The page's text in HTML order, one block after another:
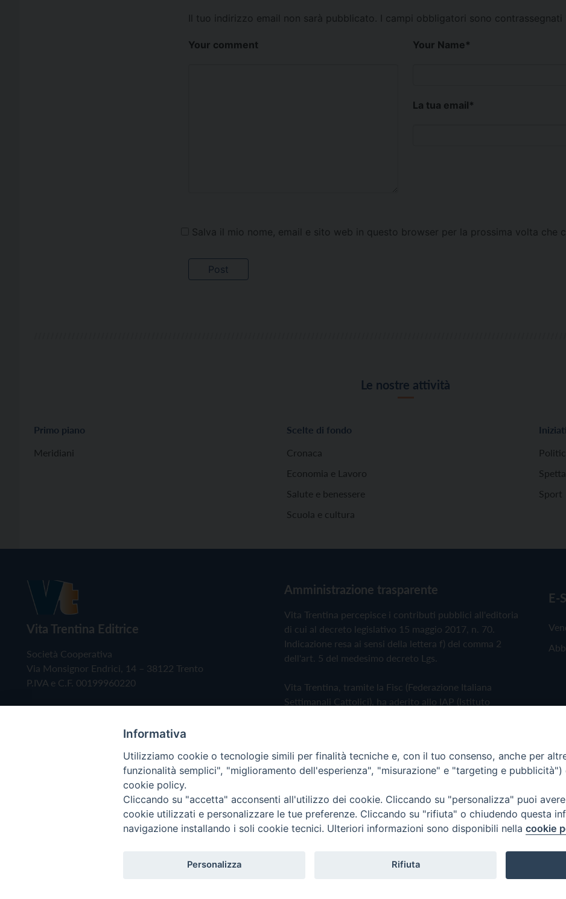
Il tuo indirizzo email non sarà pubblicato. I campi obbligatori sono contrassegnati
Your comment Your Name*
La tua email*
Salva il mio nome, email e sito web in questo browser per la prossima volta che
Le nostre attività
Primo piano
Meridiani
Scelte di fondo
Cronaca
Economia e Lavoro
Salute e benessere
Scuola e cultura
Sport
Vita Trentina Editrice
Società Cooperativa
Via Monsignor Endrici, 14 – 38122 Trento
P.IVA e C.F. 00199960220
Amministrazione trasparente
Vita Trentina percepisce i contributi pubblici all'editoria
di cui al decreto legislativo 15 maggio 2017, n. 70.
Indicazione resa ai sensi della lettera f) del comma 2
dell'art. 5 del medesimo decreto Lgs.
Vita Trentina, tramite la Fisc (Federazione Italiana
Settimanali Cattolici), ha aderito allo IAP (Istituto
Privacy Policy Cookie Policy
E-
Copyright © 2019 - Tutti i diritti riservati - Vita Trentina Editrice
Informativa
Utilizziamo cookie o tecnologie simili per finalità tecniche e, con il tuo consenso, anche per
funzionalità semplici", "miglioramento dell'esperienza", "misurazione" e "targeting e
cookie policy.
Cliccando su "accetta" acconsenti all'utilizzo dei cookie. Cliccando su "personalizza" puoi
cookie utilizzati e personalizzare le tue preferenze. Cliccando su "rifiuta" o chiudendo questa
navigazione installando i soli cookie tecnici. Ulteriori informazioni sono disponibili nella cookie
Personalizza Rifiuta